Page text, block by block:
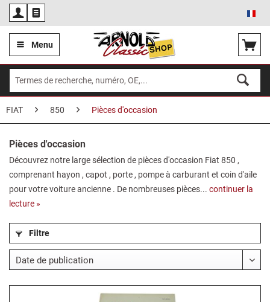
Menu
FIAT 850 Pièces d'occasion
Pièces d'occasion
Découvrez notre large sélection de pièces d'occasion Fiat 850 ,
comprenant hayon , capot , porte , pompe à carburant et coin d'aile
pour votre voiture ancienne . De nombreuses pièces... continuer la
lecture »
Filtre